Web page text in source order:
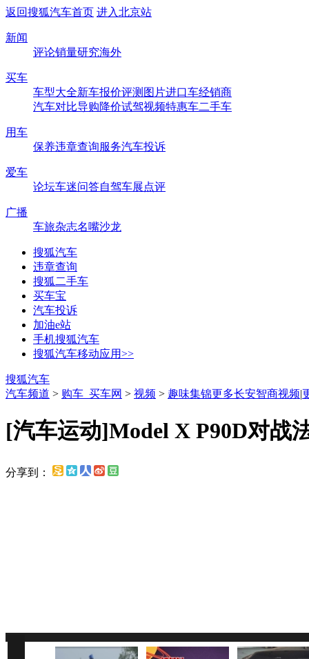
返回搜狐汽车首页 进入北京站
新闻
评论销量研究海外
买车
车型大全新车报价评测 图片进口车经销商
汽车对比导购降价试驾视频特惠车二手车
用车
保养违章查询服务汽车投诉
爱车
论坛车迷问答自驾车展点评
广播
车旅杂志名嘴沙龙
搜狐汽车
违章查询
搜狐二手车
买车宝
汽车投诉
加油e站
手机搜狐汽车
搜狐汽车移动应用>>
搜狐汽车
汽车频道 > 购车_买车网 > 视频 > 趣味集锦更多长安智商视频|
[汽车运动]Model X P90D对战
分享到：